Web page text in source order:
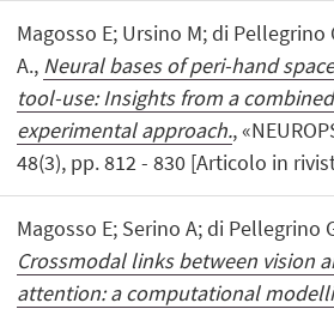
Magosso E; Ursino M; di Pellegrino
A., Neural bases of peri-hand
tool-use: Insights from a
experimental approach.,
48(3), pp. 812 - 830 [Articolo in
Magosso E; Serino A; di Pellegrino
Crossmodal links between vision
attention: a computational